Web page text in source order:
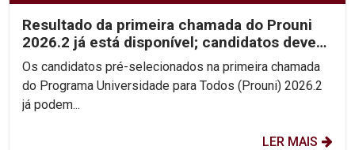
Resultado da primeira chamada do Prouni
2026.2 já está disponível; candidatos devem
enviar...
Os candidatos pré-selecionados na primeira chamada
do Programa Universidade para Todos (Prouni) 2026.2
já podem...
LER MAIS